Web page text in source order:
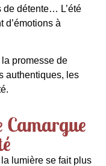
de détente… L’été
d’émotions à
la promesse de
authentiques, les
Camargue
lumière se fait plus